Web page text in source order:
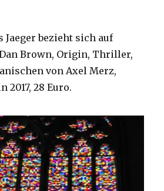
Jaeger bezieht sich auf
Brown, Origin, Thriller,
von Axel Merz,
2017, 28 Euro.